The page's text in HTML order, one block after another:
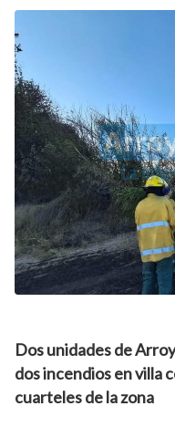
Dos unidades de
dos incendios en villa
cuarteles de la zona